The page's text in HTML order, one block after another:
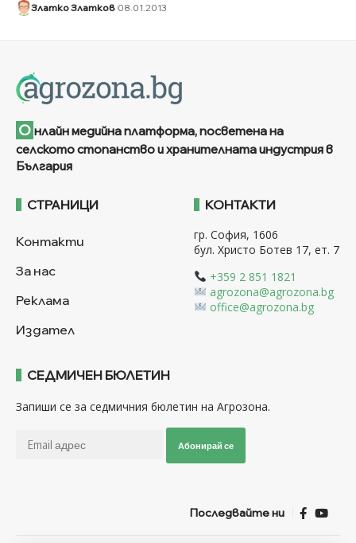
Златко Златков 08.01.2013
О нлайн медийна платформа, посветена на
селското стопанство и хранителната индустрия в
България
СТРАНИЦИ
Контакти
За нас
Реклама
Издател
КОНТАКТИ
гр. София, 1606
бул. Христо Ботев 17, ет. 7
+359 2 851 1821
agrozona@agrozona.bg
office@agrozona.bg
СЕДМИЧЕН БЮЛЕТИН
Запиши се за седмичния бюлетин на Агрозона.
Абонирай се
Последвайте ни